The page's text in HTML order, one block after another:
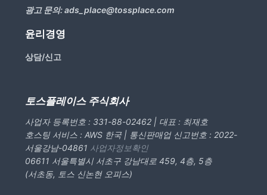
광고 문의:ads_place@tossplace.com
윤리경영
상담/신고
토스플레이스 주식회사
사업자 등록번호 : 331-88-02462 | 대표 : 최재호
호스팅 서비스 : AWS 한국 | 통신판매업 신고번호 : 2022-
서울강남-04861 사업자정보확인
06611 서울특별시 서초구 강남대로 459, 4층, 5층
(서초동, 토스 신논현 오피스)